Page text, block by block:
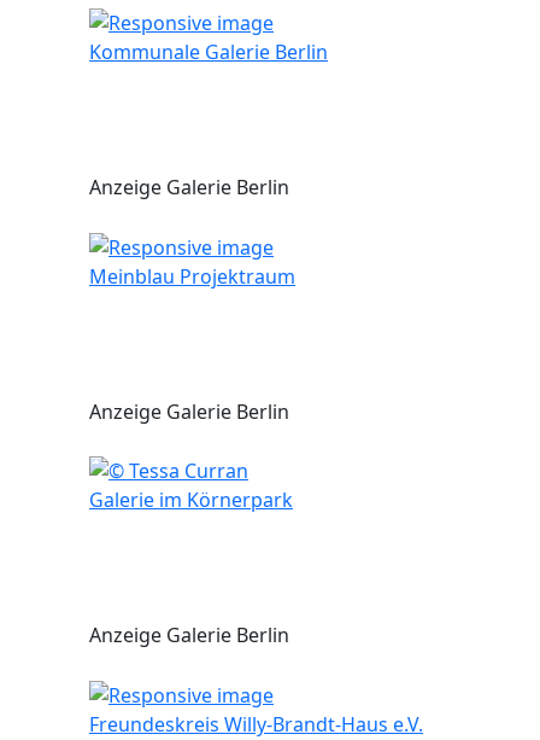
Kommunale Galerie Berlin
Anzeige Galerie Berlin
Meinblau Projektraum
Anzeige Galerie Berlin
Galerie im Körnerpark
Anzeige Galerie Berlin
Freundeskreis Willy-Brandt-Haus e.V.